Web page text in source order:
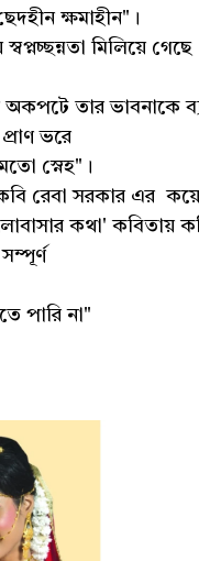
ক্ষমাহীন"।
স্বপ্নচ্ছন্নতা মিলিয়ে
অকপটে তার ভাবনাকে
ভরে
স্নেহ"।
রেবা সরকার এর
কথা' কবিতায়
পারি না"